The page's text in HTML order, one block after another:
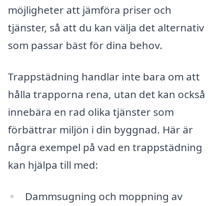
möjligheter att jämföra priser och
tjänster, så att du kan välja det alternativ
som passar bäst för dina behov.
Trappstädning handlar inte bara om att
hålla trapporna rena, utan det kan också
innebära en rad olika tjänster som
förbättrar miljön i din byggnad. Här är
några exempel på vad en trappstädning
kan hjälpa till med:
Dammsugning och moppning av